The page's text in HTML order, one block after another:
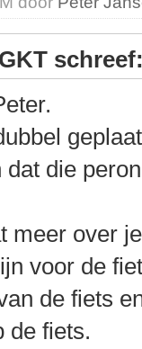
dat die
meer over
voor de
de fiets
de fiets.